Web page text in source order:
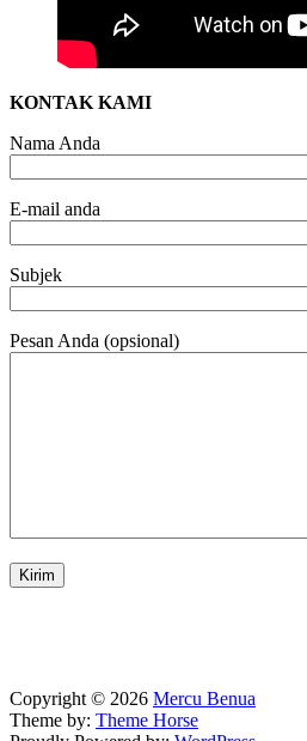
KONTAK KAMI
Nama Anda
E-mail anda
Subjek
Pesan Anda (opsional)
Copyright © 2026 Mercu Benua
Theme by: Theme Horse